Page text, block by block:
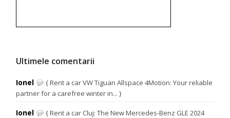
Ultimele comentarii
Ionel
{ Rent a car VW Tiguan Allspace 4Motion: Your reliable
partner for a carefree winter in... }
Ionel
{ Rent a car Cluj: The New Mercedes-Benz GLE 2024